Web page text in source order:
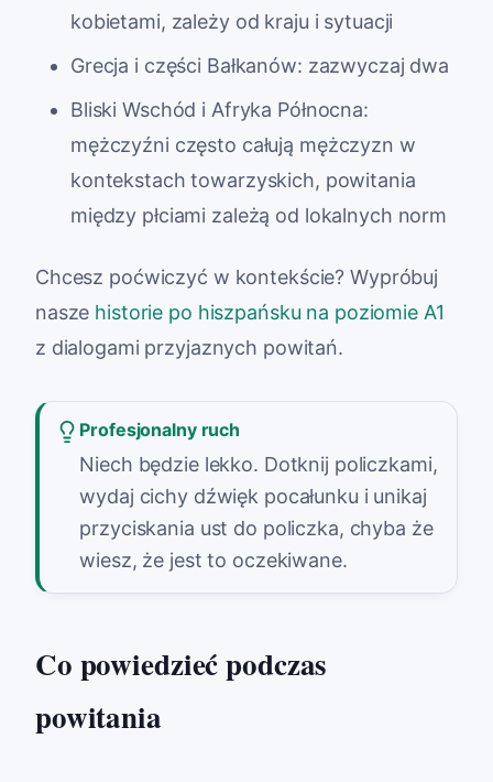
kobietami, zależy od kraju i sytuacji
Grecja i części Bałkanów: zazwyczaj dwa
Bliski Wschód i Afryka Północna:
mężczyźni często całują mężczyzn w
kontekstach towarzyskich, powitania
między płciami zależą od lokalnych norm
Chcesz poćwiczyć w kontekście? Wypróbuj
nasze historie po hiszpańsku na poziomie A1
z dialogami przyjaznych powitań.
Profesjonalny ruch
Niech będzie lekko. Dotknij policzkami,
wydaj cichy dźwięk pocałunku i unikaj
przyciskania ust do policzka, chyba że
wiesz, że jest to oczekiwane.
Co powiedzieć podczas
powitania